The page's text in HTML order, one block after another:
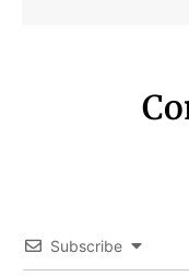
Subscribe